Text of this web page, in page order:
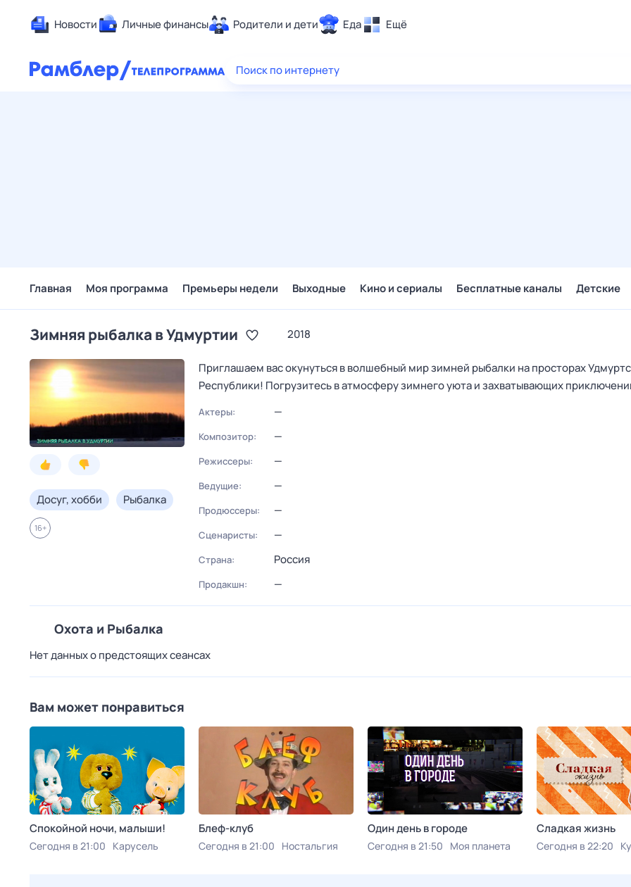
Новости Личные финансы Родители и дети Еда Ещё
Здоровье
Поиск по интернету
Главная Моя программа Премьеры недели Выходные Кино и сериалы Бесплатные каналы Детские
Зимняя рыбалка в Удмуртии 2018
Досуг, хобби Рыбалка
16+
Приглашаем вас окунуться в волшебный мир зимней рыбалки на просторах
Республики! Погрузитесь в атмосферу зимнего уюта и захватывающих
Актеры: —
Композитор: —
Режиссеры: —
Ведущие: —
Продюссеры: —
Сценаристы: —
Страна: Россия
Продакшн: —
Охота и Рыбалка
Нет данных о предстоящих сеансах
Вам может понравиться
Спокойной ночи, малыши!
Сегодня в 21:00 Карусель
Блеф-клуб
Сегодня в 21:00 Ностальгия
Один день в городе
Сегодня в 21:50 Моя планета
Сладкая жизнь
Сегодня в 22:20